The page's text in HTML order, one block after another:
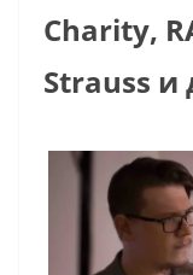
Charity,
Strauss и